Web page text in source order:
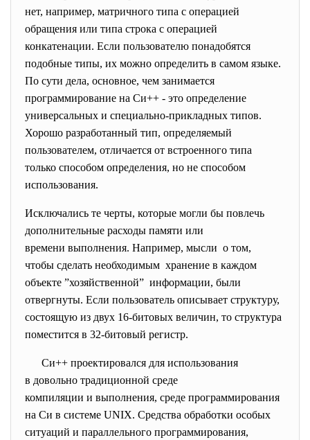
нет, например, матричного типа с операцией
обращения или типа строка с операцией
конкатенации. Если пользователю понадобятся
подобные типы, их можно определить в самом языке.
По сути дела, основное, чем занимается
программирование на Си++ - это определение
универсальных и специально-прикладных типов.
Хорошо разработанный тип, определяемый
пользователем, отличается от встроенного типа
только способом определения, но не способом
использования.
Исключались те черты, которые могли бы повлечь
дополнительные расходы памяти или
времени выполнения. Например, мысли о том,
чтобы сделать необходимым хранение в каждом
объекте ”хозяйственной” информации, были
отвергнуты. Если пользователь описывает структуру,
состоящую из двух 16-битовых величин, то структура
поместится в 32-битовый регистр.
Си++ проектировался для использования
в довольно традиционной среде
компиляции и выполнения, среде программирования
на Cи в системе UNIX. Средства обработки особых
ситуаций и параллельного программирования,